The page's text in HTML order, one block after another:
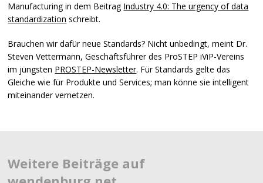
Manufacturing in dem Beitrag Industry 4.0: The urgency of data
standardization schreibt.
Brauchen wir dafür neue Standards? Nicht unbedingt, meint Dr.
Steven Vettermann, Geschäftsführer des ProSTEP iViP-Vereins
im jüngsten PROSTEP-Newsletter. Für Standards gelte das
Gleiche wie für Produkte und Services; man könne sie intelligent
miteinander vernetzen.
Weitere Beiträge auf